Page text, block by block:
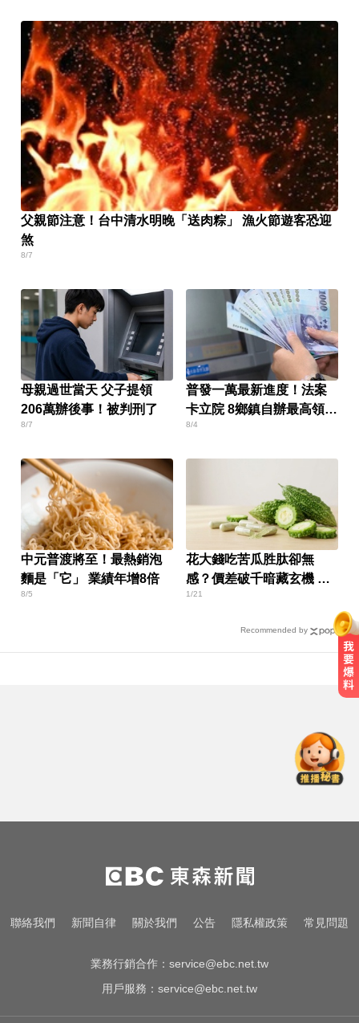
父親節注意！台中清水明晚「送肉粽」 漁火節遊客恐迎
煞
8/7
母親過世當天 父子提領
206萬辦後事！被判刑了
8/7
普發一萬最新進度！法案
卡立院 8鄉鎮自辦最高領1
萬
8/4
中元普渡將至！最熱銷泡
麵是「它」 業績年增8倍
8/5
花大錢吃苦瓜胜肽卻無
感？價差破千暗藏玄機 買
前必看4大關鍵
1/21
Recommended by
目睹嚇壞報警
愛玩車／無聲超跑失寵 瑪莎拉蒂將
回歸V8手排
白海豚進逼沖繩鹿兒島 強風豪雨26
聯絡我們 新聞自律 關於我們 公告 隱私權政策 常見問題
業務行銷合作： service@ebc.net.tw
用戶服務： service@ebc.net.tw